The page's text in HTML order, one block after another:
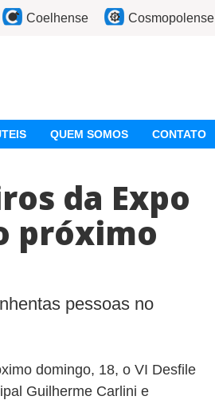
Coelhense Cosmopolense
QUEM SOMOS CONTATO
da Expo
próximo
pessoas no
domingo, 18, o VI Desfile
Guilherme Carlini e